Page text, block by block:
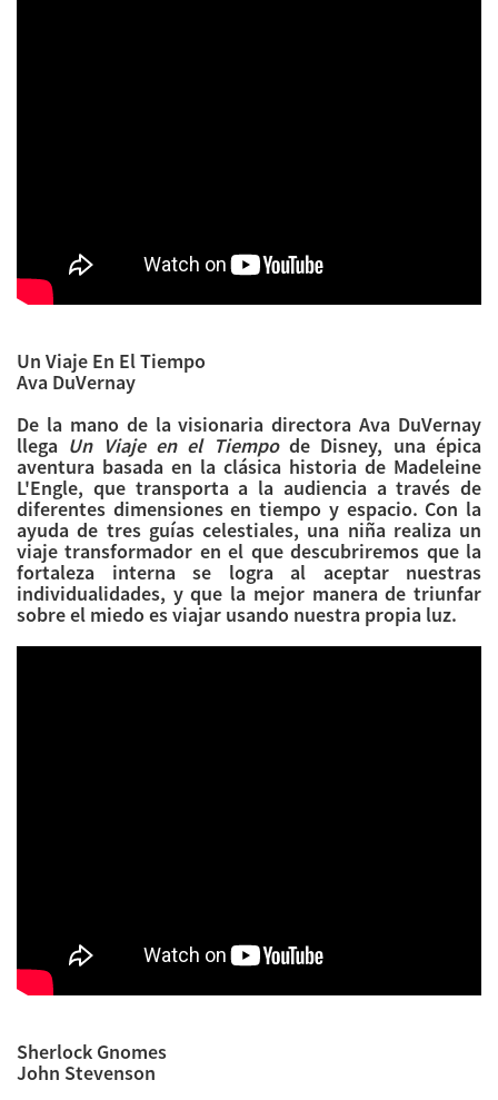
Un Viaje En El Tiempo
Ava DuVernay
De la mano de la visionaria directora Ava DuVernay
llega Un Viaje en el Tiempode Disney, una épica
aventura basada en la clásica historia de Madeleine
L'Engle, que transporta a la audiencia a través de
diferentes dimensiones en tiempo y espacio. Con la
ayuda de tres guías celestiales, una niña realiza un
viaje transformador en el que descubriremos que la
fortaleza interna se logra al aceptar nuestras
individualidades, y que la mejor manera de triunfar
sobre el miedo es viajar usando nuestra propia luz.
Sherlock Gnomes
John Stevenson